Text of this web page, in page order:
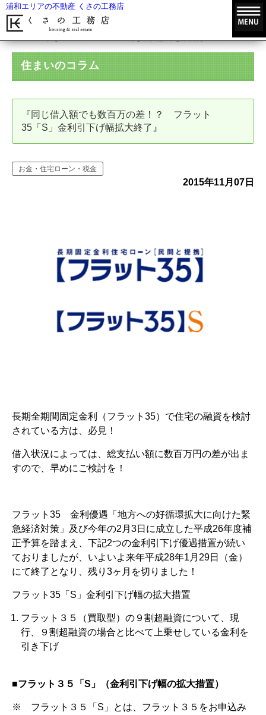
浦和エリアの不動産 くさの工務店
『同じ借入額でも数百万の差！？ フラ
住まいのコラム
『同じ借入額でも数百万の差！？ フラット
35「S」金利引下げ幅拡大終了』
お金・住宅ローン・税金
2015年11月07日
長期全期間固定金利（フラット35）で住宅の融資を検討
されている方は、必見！
借入状況によっては、総支払い額に数百万円の差が出ま
すので、早めにご検討を！
フラット35 金利優遇「地方への好循環拡大に向けた緊
急経済対策」及び今年の2月3日に成立した平成26年度補
正予算を踏まえ、下記2つの金利引下げ優遇措置が続い
ておりましたが、いよいよ来年平成28年1月29日（金）
にて終了となり、残り3ヶ月を切りました！
フラット35「S」金利引下げ幅の拡大措置
フラット３５（買取型）の９割超融資について、現
行、９割超融資の場合と比べて上乗せしている金利を
引き下げ
■フラット３５「S 」（金利引下げ幅の拡大措置）
※ フラット３５「S」とは、フラット３５をお申込み